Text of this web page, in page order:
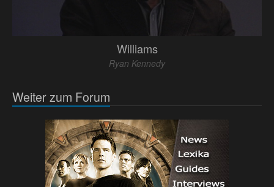
Williams
Ryan Kennedy
Weiter zum Forum